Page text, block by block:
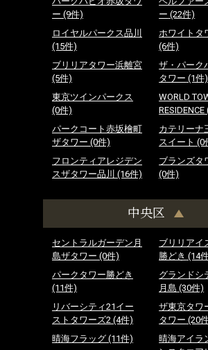
ー (9件)
ー (22件)
ロイヤルパークス品川
(15件)
ホワイトタ
(6件)
ブリリアタワー浜離宮
(5件)
ザ・パーク
タワー (1件)
東京ツインパークス
(0件)
WORLD
RESIDENCE
パークコート赤坂檜町
ザタワー (0件)
カテリーナ
スイート (0
フロンティアレジデン
スザタワー品川 (16件)
ブランズタ
(0件)
中央区
セントラルガーデン月
島ザタワー (0件)
ブリリアイ
勝どき (14
パークタワー勝どき
(11件)
グランドシ
月島 (30件)
リバーシティ21イー
ストタワーズ2 (4件)
ザ東京タワ
タワー (20
晴海フラッグ (11件)
晴海アイラ